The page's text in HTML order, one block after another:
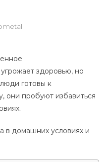
здоровью, но
готовы к
они пробуют избавиться